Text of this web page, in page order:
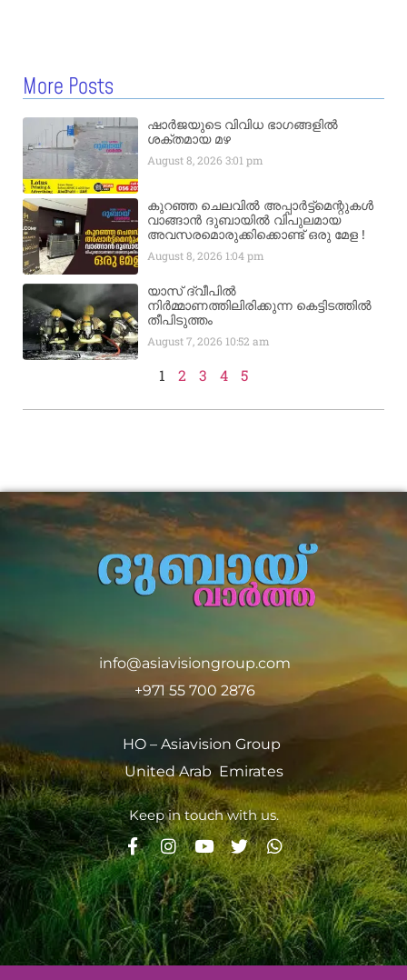
More Posts
ഷാർജയുടെ വിവിധ ഭാഗങ്ങളിൽ
ശക്തമായ മഴ
August 8, 20263:01 pm
കുറഞ്ഞ ചെലവിൽ അപ്പാർട്ട്മെന്റുകൾ
വാങ്ങാൻ ദുബായിൽ വിപുലമായ
അവസരമൊരുക്കിക്കൊണ്ട് ഒരു മേള !
August 8, 2026 1:04 pm
യാസ് ദ്വീപിൽ
നിർമ്മാണത്തിലിരിക്കുന്ന കെട്ടിടത്തിൽ
തീപിടുത്തം
August 7, 2026 10:52 am
1 2 3 4 5
info@asiavisiongroup.com
+971 55 700 2876
HO – Asiavision Group
United Arab Emirates
Keep in touch with us.